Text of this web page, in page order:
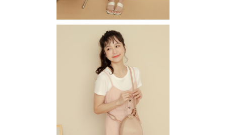
https://aftee.tw/terms/#terms3
３．未成年的使用者請事先徵得法定代理人或監護人之同意方可使用
「AFTEE先享後付」，若未經同意申辦者引起之損失，本公司不負相關責
４．使用「AFTEE先享後付」時，將依據個別帳號之用戶狀況，依本公司即
時審查核予不同之上限額度；若仍有額度不足之情形，本公司將視審查結果
５．嚴禁一人註冊多個帳號或使用他人資訊註冊。若發現惡意使用之情形，
恩沛科技股份有限公司將有權停止該用戶之使用額度並採取法律行動。